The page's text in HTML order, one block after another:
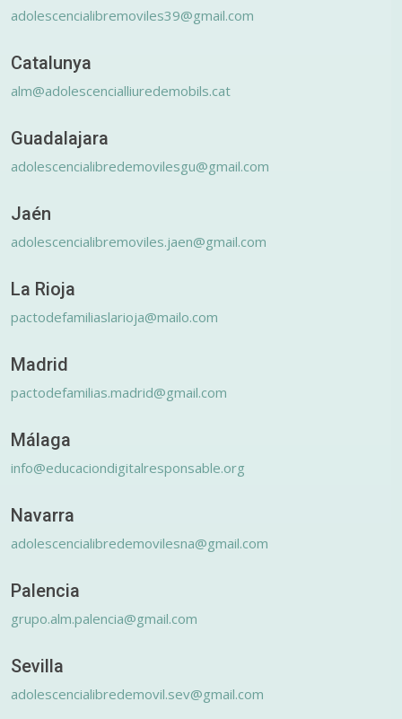
adolescencialibremoviles39@gmail.com
Catalunya
alm@adolescencialliuredemobils.cat
Guadalajara
adolescencialibredemovilesgu@gmail.com
Jaén
adolescencialibremoviles.jaen@gmail.com
La Rioja
pactodefamiliaslarioja@mailo.com
Madrid
pactodefamilias.madrid@gmail.com
Málaga
info@educaciondigitalresponsable.org
Navarra
adolescencialibredemovilesna@gmail.com
Palencia
grupo.alm.palencia@gmail.com
Sevilla
adolescencialibredemovil.sev@gmail.com